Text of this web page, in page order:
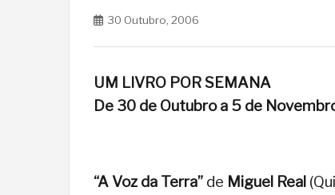
30 Outubro, 2006
UM LIVRO POR SEMANA
De 30 de Outubro a 5 de
“A Voz da Terra” de Miguel Real